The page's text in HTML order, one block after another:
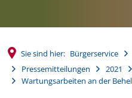
Sie sind hier: Bürgerservice
Pressemitteilungen
2021
Wartungsarbeiten an der